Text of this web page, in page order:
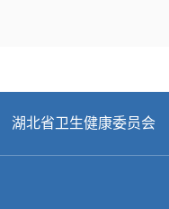
湖北省卫生健康委员会